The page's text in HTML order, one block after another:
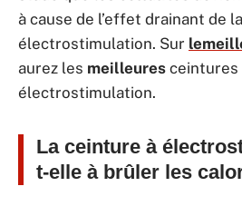
à cause de l’effet drainant de
électrostimulation. Sur
aurez les meilleures ceintures
électrostimulation.
La ceinture à
t-elle à brûler les